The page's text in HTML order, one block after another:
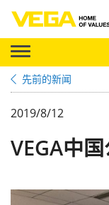
先前的新闻
2019/8/12
VEGA中